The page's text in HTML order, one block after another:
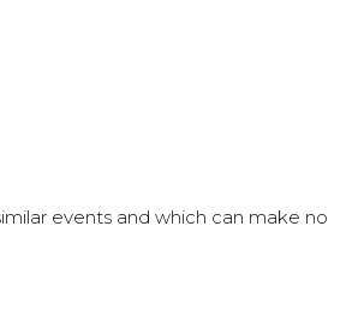
events and which can make no